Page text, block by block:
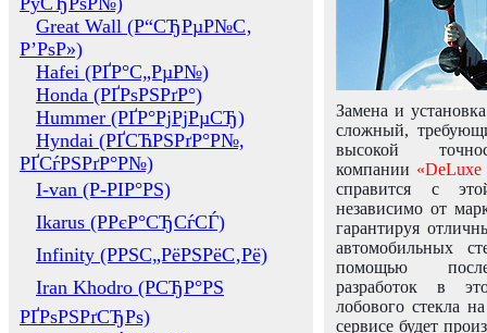
Great Wall (Р“СЂРµР№С‚
Р’РѕР»)
Hafei (РҐР°С„РµР№)
Honda (РҐРѕРЅРґР°)
Hummer (РҐР°РјРјРµСЂ)
Hyndai (РҐСЋРЅРґР°Р№,
РҐСѓРЅРґР°Р№)
I-van (Р-РІР°РЅ)
Ikarus (РРєР°СЂСѓСЃ)
Infinity (РРЅС„РёРЅРёС‚Рё)
Iran Khodro (РСЂР°РЅ
РҐРѕРЅРґСЂРѕ)
Замена и
сложный,
высокой
компании «DeLuxe
справится с
независимо от
гарантируя
автомобильных
помощью
разработок в
лобового стекла
сервисе будет